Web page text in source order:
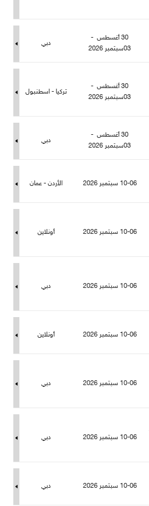
30 أغسطس -
03سبتمبر 2026
دبي
30 أغسطس -
03سبتمبر 2026
تركيا - اسطنبو
30 أغسطس -
03سبتمبر 2026
دبي
10-06 سبتمبر 2026 الأردن - عمان
10-06 سبتمبر 2026 أونلاين
10-06 سبتمبر 2026 دبي
10-06 سبتمبر 2026 أونلاين
10-06 سبتمبر 2026 دبي
10-06 سبتمبر 2026 دبي
10-06 سبتمبر 2026 دبي